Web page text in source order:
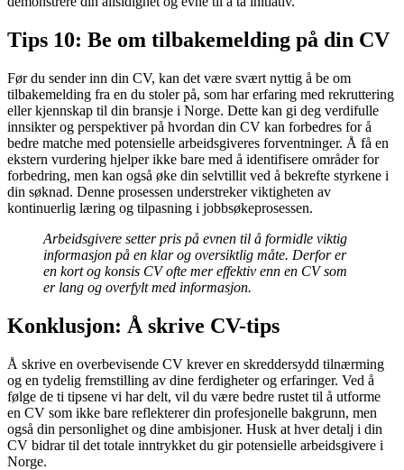
Tips 10: Be om tilbakemelding på din CV
Før du sender inn din CV, kan det være svært nyttig å be om
tilbakemelding fra en du stoler på, som har erfaring med rekruttering
eller kjennskap til din bransje i Norge. Dette kan gi deg verdifulle
innsikter og perspektiver på hvordan din CV kan forbedres for å
bedre matche med potensielle arbeidsgiveres forventninger. Å få en
ekstern vurdering hjelper ikke bare med å identifisere områder for
forbedring, men kan også øke din selvtillit ved å bekrefte styrkene i
din søknad. Denne prosessen understreker viktigheten av
kontinuerlig læring og tilpasning i jobbsøkeprosessen.
Arbeidsgivere setter pris på evnen til å formidle viktig
informasjon på en klar og oversiktlig måte. Derfor er
en kort og konsis CV ofte mer effektiv enn en CV som
er lang og overfylt med informasjon.
Konklusjon: Å skrive CV-tips
Å skrive en overbevisende CV krever en skreddersydd tilnærming
og en tydelig fremstilling av dine ferdigheter og erfaringer. Ved å
følge de ti tipsene vi har delt, vil du være bedre rustet til å utforme
en CV som ikke bare reflekterer din profesjonelle bakgrunn, men
også din personlighet og dine ambisjoner. Husk at hver detalj i din
CV bidrar til det totale inntrykket du gir potensielle arbeidsgivere i
Norge.